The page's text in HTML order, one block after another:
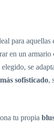
para aquellas
en un armario
se
sofisticado,
tu propia